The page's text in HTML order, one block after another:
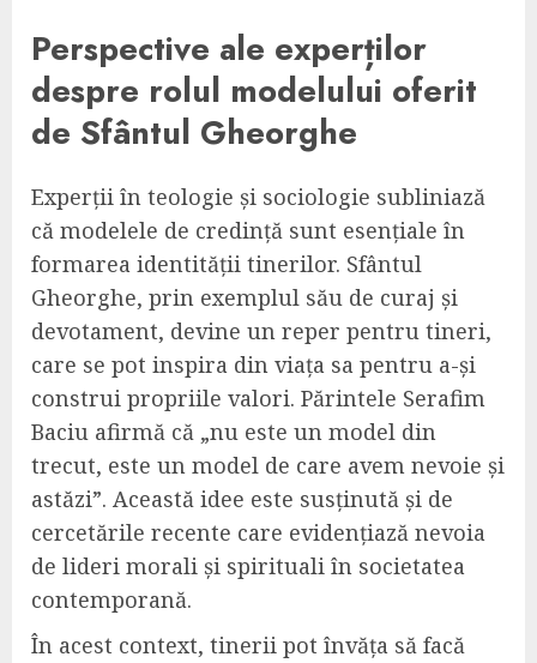
Perspective ale experților
despre rolul modelului oferit
de Sfântul Gheorghe
Experții în teologie și sociologie subliniază
că modelele de credință sunt esențiale în
formarea identității tinerilor. Sfântul
Gheorghe, prin exemplul său de curaj și
devotament, devine un reper pentru tineri,
care se pot inspira din viața sa pentru a-și
construi propriile valori. Părintele Serafim
Baciu afirmă că „nu este un model din
trecut, este un model de care avem nevoie și
astăzi”. Această idee este susținută și de
cercetările recente care evidențiază nevoia
de lideri morali și spirituali în societatea
contemporană.
În acest context, tinerii pot învăța să facă